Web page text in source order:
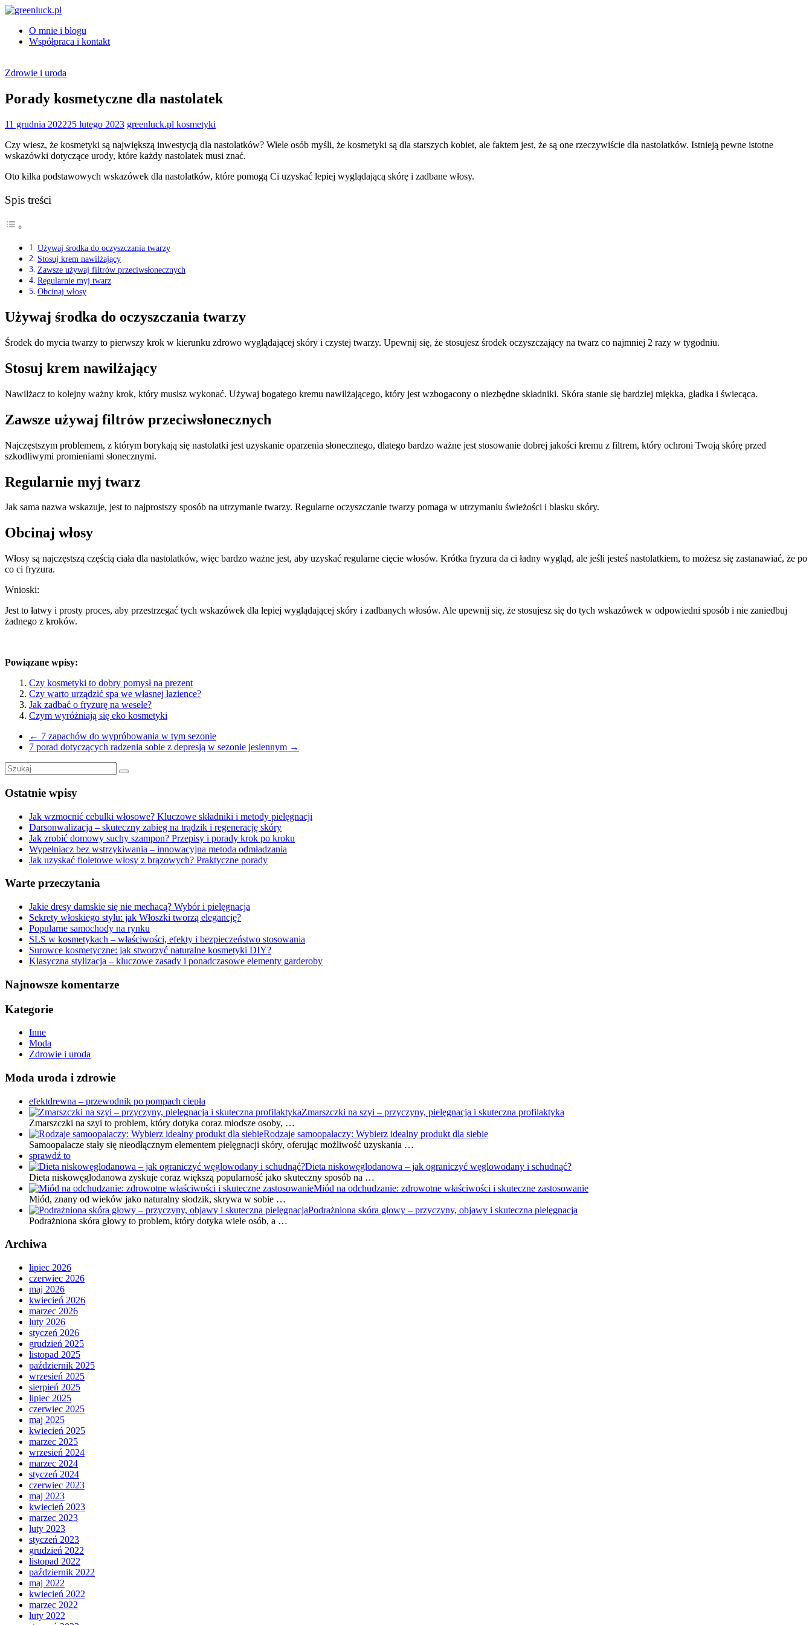
Skip
content
greenluck.pl
O mnie i blogu
Współpraca i kontakt
Zdrowie i uroda
Porady kosmetyczne dla nastolatek
11 grudnia 202225 lutego 2023 greenluck.pl kosmetyki
Czy wiesz, że kosmetyki są największą inwestycją dla nastolatków? Wiele osób myśli, że kosmetyki są dla starszych kobiet, ale faktem jest, że są one rzeczywiście dla nastolatków. Istnieją pewne istotne
wskazówki dotyczące urody, które każdy nastolatek musi znać.
Oto kilka podstawowych wskazówek dla nastolatków, które pomogą Ci uzyskać lepiej wyglądającą skórę i zadbane włosy.
Spis treści
Używaj środka do oczyszczania twarzy
Stosuj krem nawilżający
Zawsze używaj filtrów przeciwsłonecznych
Regularnie myj twarz
Obcinaj włosy
Używaj środka do oczyszczania twarzy
Środek do mycia twarzy to pierwszy krok w kierunku zdrowo wyglądającej skóry i czystej twarzy. Upewnij się, że stosujesz środek oczyszczający na twarz co najmniej 2 razy w tygodniu.
Stosuj krem nawilżający
Nawilżacz to kolejny ważny krok, który musisz wykonać. Używaj bogatego kremu nawilżającego, który jest wzbogacony o niezbędne składniki. Skóra stanie się bardziej miękka, gładka i świecąca.
Zawsze używaj filtrów przeciwsłonecznych
Najczęstszym problemem, z którym borykają się nastolatki jest uzyskanie oparzenia słonecznego, dlatego bardzo ważne jest stosowanie dobrej jakości kremu z filtrem, który ochroni Twoją skórę przed
szkodliwymi promieniami słonecznymi.
Regularnie myj twarz
Jak sama nazwa wskazuje, jest to najprostszy sposób na utrzymanie twarzy. Regularne oczyszczanie twarzy pomaga w utrzymaniu świeżości i blasku skóry.
Obcinaj włosy
Włosy są najczęstszą częścią ciała dla nastolatków, więc bardzo ważne jest, aby uzyskać regularne cięcie włosów. Krótka fryzura da ci ładny wygląd, ale jeśli jesteś nastolatkiem, to możesz się zastanawiać, że po
co ci fryzura.
Wnioski:
Jest to łatwy i prosty proces, aby przestrzegać tych wskazówek dla lepiej wyglądającej skóry i zadbanych włosów. Ale upewnij się, że stosujesz się do tych wskazówek w odpowiedni sposób i nie zaniedbuj
żadnego z kroków.
Powiązane wpisy:
Czy kosmetyki to dobry pomysł na prezent
Czy warto urządzić spa we własnej łazience?
Jak zadbać o fryzurę na wesele?
Czym wyróżniają się eko kosmetyki
← 7 zapachów do wypróbowania w tym sezonie
7 porad dotyczących radzenia sobie z depresją w sezonie jesiennym →
Ostatnie wpisy
Jak wzmocnić cebulki włosowe? Kluczowe składniki i metody pielęgnacji
Darsonwalizacja – skuteczny zabieg na trądzik i regenerację skóry
Jak zrobić domowy suchy szampon? Przepisy i porady krok po kroku
Wypełniacz bez wstrzykiwania – innowacyjna metoda odmładzania
Jak uzyskać fioletowe włosy z brązowych? Praktyczne porady
Warte przeczytania
Jakie dresy damskie się nie mechacą? Wybór i pielęgnacja
Sekrety włoskiego stylu: jak Włoszki tworzą elegancję?
Popularne samochody na rynku
SLS w kosmetykach – właściwości, efekty i bezpieczeństwo stosowania
Surowce kosmetyczne: jak stworzyć naturalne kosmetyki DIY?
Klasyczna stylizacja – kluczowe zasady i ponadczasowe elementy garderoby
Najnowsze komentarze
Kategorie
Inne
Moda
Zdrowie i uroda
Moda uroda i zdrowie
efektdrewna – przewodnik po pompach ciepła
Zmarszczki na szyi – przyczyny, pielęgnacja i skuteczna profilaktyka
Zmarszczki na szyi to problem, który dotyka coraz młodsze osoby, …
Rodzaje samoopalaczy: Wybierz idealny produkt dla siebie
Samoopalacze stały się nieodłącznym elementem pielęgnacji skóry, oferując możliwość uzyskania …
sprawdź to
Dieta niskowęglodanowa – jak ograniczyć węglowodany i schudnąć?
Dieta niskowęglodanowa zyskuje coraz większą popularność jako skuteczny sposób na …
Miód na odchudzanie: zdrowotne właściwości i skuteczne zastosowanie
Miód, znany od wieków jako naturalny słodzik, skrywa w sobie …
Podrażniona skóra głowy – przyczyny, objawy i skuteczna pielęgnacja
Podrażniona skóra głowy to problem, który dotyka wiele osób, a …
Archiwa
lipiec 2026
czerwiec 2026
maj 2026
kwiecień 2026
marzec 2026
luty 2026
styczeń 2026
grudzień 2025
listopad 2025
październik 2025
wrzesień 2025
sierpień 2025
lipiec 2025
czerwiec 2025
maj 2025
kwiecień 2025
marzec 2025
wrzesień 2024
marzec 2024
styczeń 2024
czerwiec 2023
maj 2023
kwiecień 2023
marzec 2023
luty 2023
styczeń 2023
grudzień 2022
listopad 2022
październik 2022
maj 2022
kwiecień 2022
marzec 2022
luty 2022